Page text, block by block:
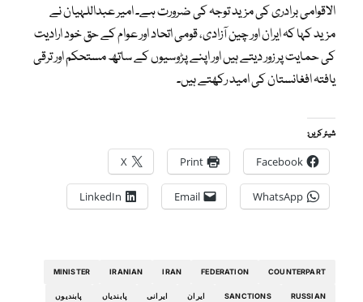
الاقوامی برادری کی مزید توجہ کی ضرورت ہے۔ امیر عبداللہیان نے
مزید کہا کہ ایران اور چین آزادی، قومی اتحاد اور عوام کے حق خود ارادیت
کی حمایت پر زور دیتے ہیں اور اپنے پڑوسیوں کے ساتھ مستحکم اور ترقی
یافتہ افغانستان کی امید رکھتے ہیں۔
شیئر کریں:
Facebook
Print
X
WhatsApp
Email
LinkedIn
COUNTERPART
FEDERATION
IRAN
IRANIAN
MINISTER
RUSSIAN
SANCTIONS ایران ایرانی پابندیاں پابندیوں